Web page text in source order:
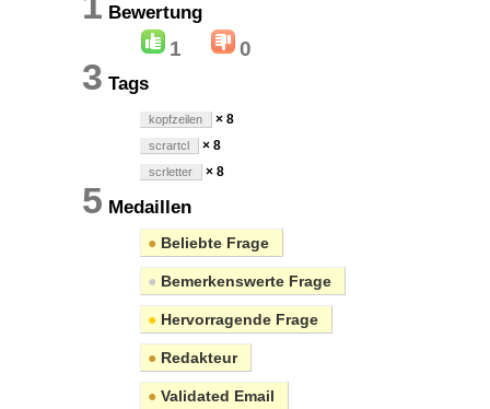
Bewertung
1 0
3 Tags
kopfzeilen × 8
scrartcl × 8
scrletter × 8
5 Medaillen
● Beliebte Frage
● Bemerkenswerte Frage
● Hervorragende Frage
● Redakteur
● Validated Email